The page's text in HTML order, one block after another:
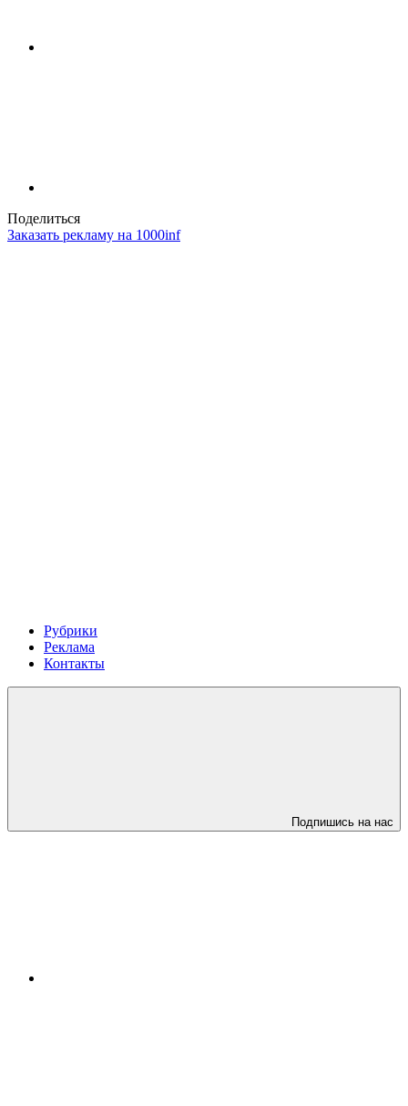
Поделиться
Заказать рекламу на 1000inf
Рубрики
Реклама
Контакты
Подпишись на нас